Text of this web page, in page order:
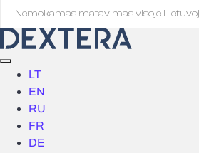
Nemokamas matavimas visoje
LT
EN
RU
FR
DE